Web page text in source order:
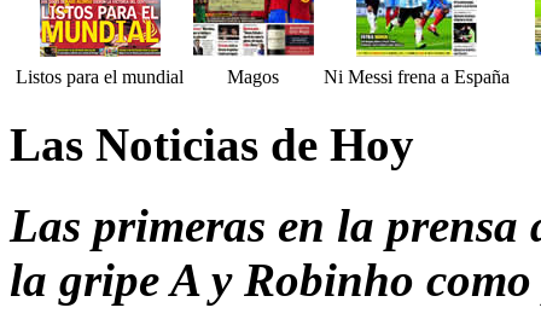
Listos para el mundial Magos Ni Messi frena a España
Las Noticias de Hoy
Las primeras en la
la gripe A y Robinho